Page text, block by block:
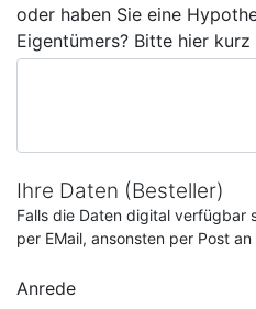
oder haben Sie eine
Eigentümers? Bitte hier kurz
Ihre Daten (Besteller)
Falls die Daten digital verfügbar
per EMail, ansonsten per Post
Anrede